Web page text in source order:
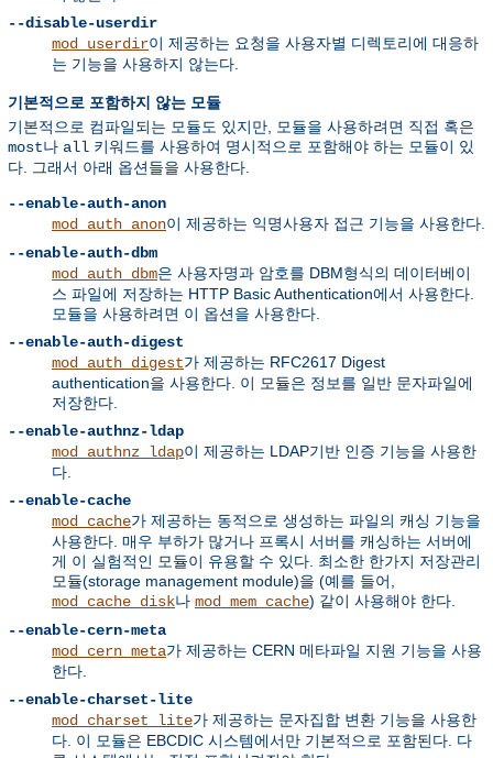
--disable-userdir
mod_userdir이 제공하는 요청을 사용자별 디렉토리에 대응하
는 기능을 사용하지 않는다.
기본적으로 포함하지 않는 모듈
기본적으로 컴파일되는 모듈도 있지만, 모듈을 사용하려면 직접 혹은
most나 all 키워드를 사용하여 명시적으로 포함해야 하는 모듈이 있
다. 그래서 아래 옵션들을 사용한다.
--enable-auth-anon
mod_auth_anon이 제공하는 익명사용자 접근 기능을 사용한다.
--enable-auth-dbm
mod_auth_dbm은 사용자명과 암호를 DBM형식의 데이터베이
스 파일에 저장하는 HTTP Basic Authentication에서 사용한다.
모듈을 사용하려면 이 옵션을 사용한다.
--enable-auth-digest
mod_auth_digest가 제공하는 RFC2617 Digest
authentication을 사용한다. 이 모듈은 정보를 일반 문자파일에
저장한다.
--enable-authnz-ldap
mod_authnz_ldap이 제공하는 LDAP기반 인증 기능을 사용한
다.
--enable-cache
mod_cache가 제공하는 동적으로 생성하는 파일의 캐싱 기능을
사용한다. 매우 부하가 많거나 프록시 서버를 캐싱하는 서버에
게 이 실험적인 모듈이 유용할 수 있다. 최소한 한가지 저장관리
모듈(storage management module)을 (예를 들어,
mod_cache_disk나 mod_mem_cache) 같이 사용해야 한다.
--enable-cern-meta
mod_cern_meta가 제공하는 CERN 메타파일 지원 기능을 사용
한다.
--enable-charset-lite
mod_charset_lite가 제공하는 문자집합 변환 기능을 사용한
다. 이 모듈은 EBCDIC 시스템에서만 기본적으로 포함된다. 다